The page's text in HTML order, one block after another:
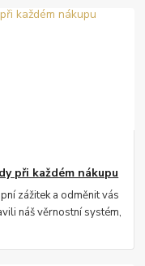
při každém nákupu
zážitek a odměnit vás
náš věrnostní systém,